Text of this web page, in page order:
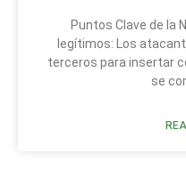
Puntos Clave de la
legítimos: Los
terceros para insertar
se